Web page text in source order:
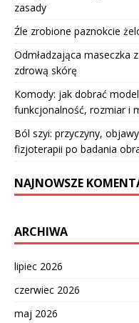
zasady
Źle zrobione paznokcie
Odmładzająca maseczka
zdrową skórę
Komody: jak dobrać
funkcjonalność, rozmiar i
Ból szyi: przyczyny,
fizjoterapii po badania
NAJNOWSZE
ARCHIWA
lipiec 2026
czerwiec 2026
maj 2026